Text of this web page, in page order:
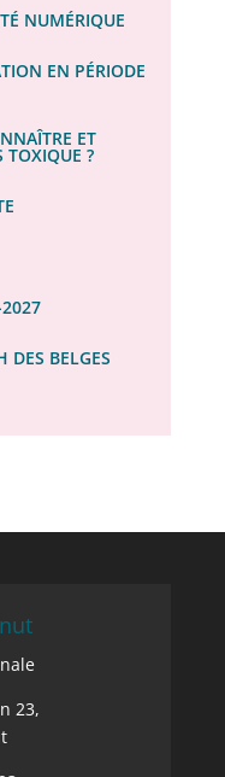
NUMÉRIQUE
EN PÉRIODE
ET
TOXIQUE ?
DES BELGES
23,